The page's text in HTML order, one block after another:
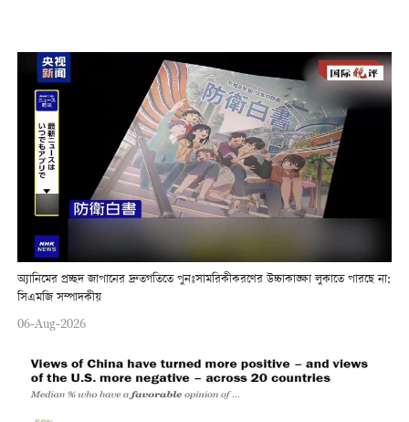
অ্যানিমের প্রচ্ছদ জাপানের দ্রুতগতিতে পুনঃসামরিকীকরণের উচ্চাকাঙ্ক্ষা লুকাতে পারছে না:
সিএমজি সম্পাদকীয়
06-Aug-2026